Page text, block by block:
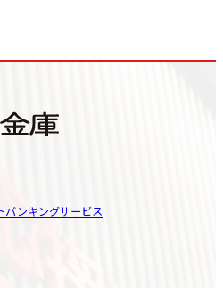
バンキングサービス